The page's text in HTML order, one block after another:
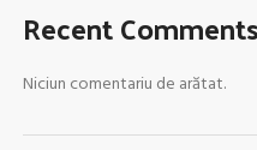
Recent Comments
Niciun comentariu de arătat.